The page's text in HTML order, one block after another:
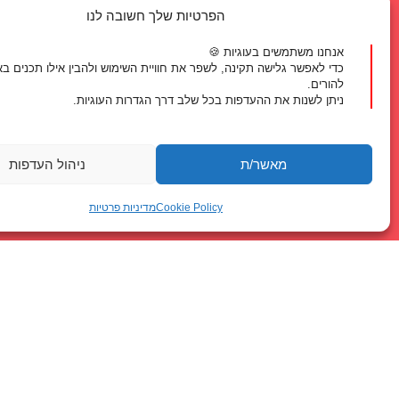
הפרטיות שלך חשובה לנו
אנחנו משתמשים בעוגיות 🍪
כדי לאפשר גלישה תקינה, לשפר את חוויית השימוש ולהבין אילו תכנים
להורים.
ניתן לשנות את ההעדפות בכל שלב דרך הגדרות העוגיות.
מאשר/ת ניהול העדפות
Cookie Policyמדיניות פרטיות
נשמח לכמה פרטים ונחזור
מעדיפים לדבר?
077-8048400
או צרו קשר בווטסאפ